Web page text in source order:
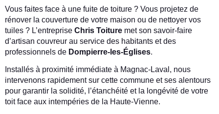
Vous faites face à une fuite de toiture ? Vous projetez de
rénover la couverture de votre maison ou de nettoyer vos
tuiles ? L’entreprise Chris Toiture met son savoir-faire
d’artisan couvreur au service des habitants et des
professionnels de Dompierre-les-Églises.
Installés à proximité immédiate à Magnac-Laval, nous
intervenons rapidement sur cette commune et ses alentours
pour garantir la solidité, l’étanchéité et la longévité de votre
toit face aux intempéries de la Haute-Vienne.